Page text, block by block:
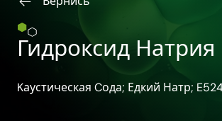
Гидроксид Натрия
Kаустическая Cода; Едкий Натр;